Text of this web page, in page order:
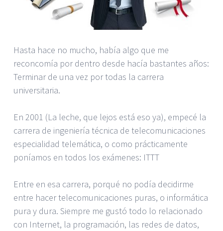
Hasta hace no mucho, había algo que me
reconcomía por dentro desde hacía bastantes años:
Terminar de una vez por todas la carrera
universitaria.
En 2001 (La leche, que lejos está eso ya), empecé la
carrera de ingeniería técnica de telecomunicaciones
especialidad telemática, o como prácticamente
poníamos en todos los exámenes: ITTT
Entre en esa carrera, porqué no podía decidirme
entre hacer telecomunicaciones puras, o informática
pura y dura. Siempre me gustó todo lo relacionado
con Internet, la programación, las redes de datos,